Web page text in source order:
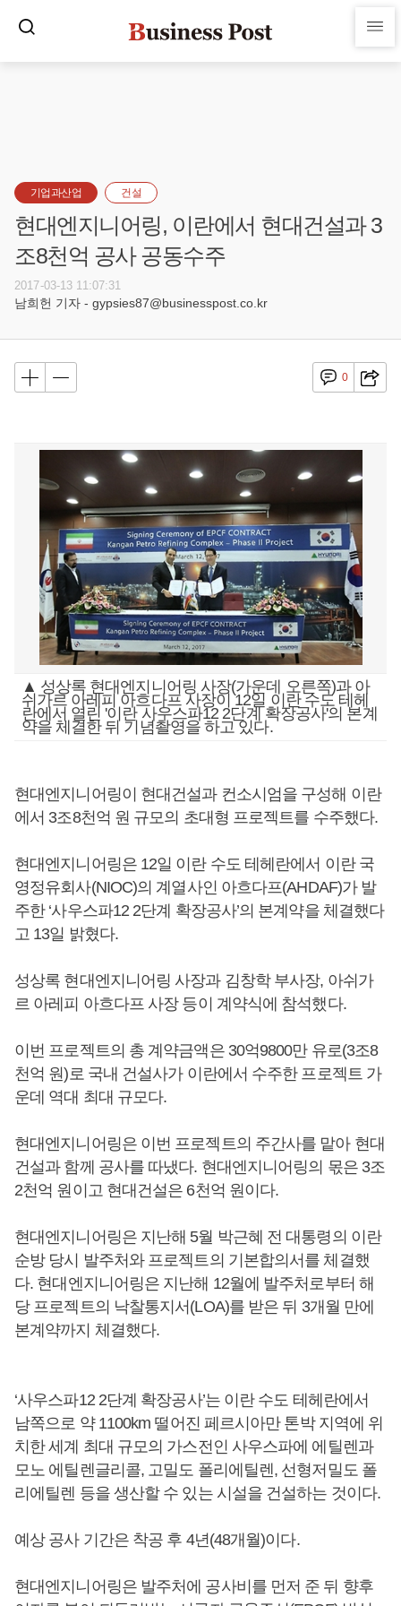
기업과산업 건설
현대엔지니어링, 이란에서 현대건설과 3
조8천억 공사 공동수주
2017-03-13 11:07:31
남희헌 기자 - gypsies87@businesspost.co.kr
0
▲ 성상록 현대엔지니어링 사장(가운데 오른쪽)과 아
쉬가르 아레피 아흐다프 사장이 12일 이란 수도 테헤
란에서 열린 '이란 사우스파12 2단계 확장공사'의 본계
약을 체결한 뒤 기념촬영을 하고 있다.
현대엔지니어링이 현대건설과 컨소시엄을 구성해 이란
에서 3조8천억 원 규모의 초대형 프로젝트를 수주했다.
현대엔지니어링은 12일 이란 수도 테헤란에서 이란 국
영정유회사(NIOC)의 계열사인 아흐다프(AHDAF)가 발
주한 ‘사우스파12 2단계 확장공사’의 본계약을 체결했다
고 13일 밝혔다.
성상록 현대엔지니어링 사장과 김창학 부사장, 아쉬가
르 아레피 아흐다프 사장 등이 계약식에 참석했다.
이번 프로젝트의 총 계약금액은 30억9800만 유로(3조8
천억 원)로 국내 건설사가 이란에서 수주한 프로젝트 가
운데 역대 최대 규모다.
현대엔지니어링은 이번 프로젝트의 주간사를 맡아 현대
건설과 함께 공사를 따냈다. 현대엔지니어링의 몫은 3조
2천억 원이고 현대건설은 6천억 원이다.
현대엔지니어링은 지난해 5월 박근혜 전 대통령의 이란
순방 당시 발주처와 프로젝트의 기본합의서를 체결했
다. 현대엔지니어링은 지난해 12월에 발주처로부터 해
당 프로젝트의 낙찰통지서(LOA)를 받은 뒤 3개월 만에
본계약까지 체결했다.
‘사우스파12 2단계 확장공사’는 이란 수도 테헤란에서
남쪽으로 약 1100km 떨어진 페르시아만 톤박 지역에 위
치한 세계 최대 규모의 가스전인 사우스파에 에틸렌과
모노 에틸렌글리콜, 고밀도 폴리에틸렌, 선형저밀도 폴
리에틸렌 등을 생산할 수 있는 시설을 건설하는 것이다.
예상 공사 기간은 착공 후 4년(48개월)이다.
현대엔지니어링은 발주처에 공사비를 먼저 준 뒤 향후